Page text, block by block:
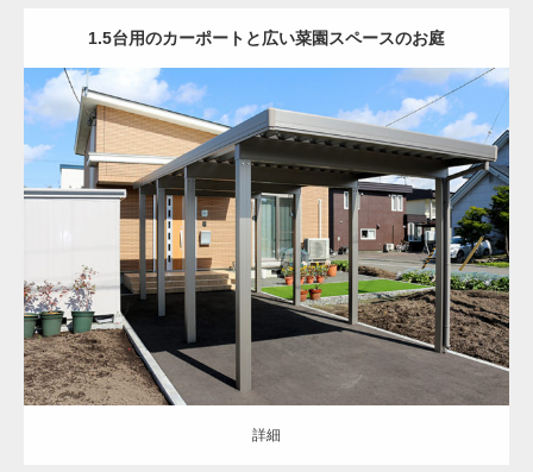
1.5台用のカーポートと広い菜園スペースのお庭
オープン シンプル 駐車スペース お庭 カーポート 人工芝 花壇
恵庭
市
新築住宅
詳細
詳細